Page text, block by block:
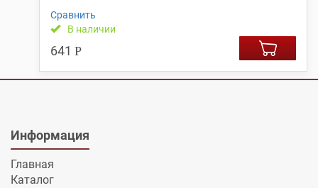
Сравнить
В наличии
641 Р
Информация
Главная
Каталог